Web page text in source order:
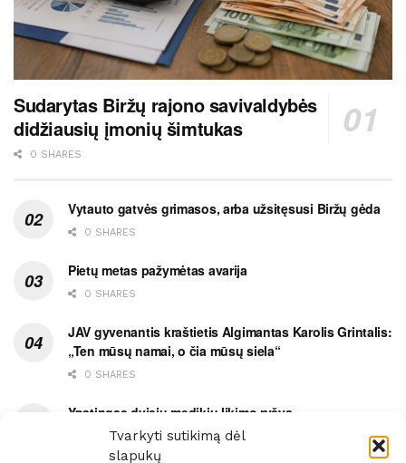
Tvarkyti sutikimą dėl
slapukų
Sudarytas Biržų rajono savivaldybės
didžiausių įmonių šimtukas
0 SHARES
Vytauto gatvės grimasos, arba užsitęsusi Biržų gėda
0 SHARES
Pietų metas pažymėtas avarija
0 SHARES
JAV gyvenantis kraštietis Algimantas Karolis Grintalis:
„Ten mūsų namai, o čia mūsų siela“
0 SHARES
Ypatingas dviejų medikių likimo ryšys
0 SHARES